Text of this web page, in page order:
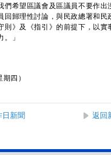
希望區議會及區議員不要作出
回歸理性討論，與民政總署和民
則》及《指引》的前提下，以實
」
四）
日新聞 返回